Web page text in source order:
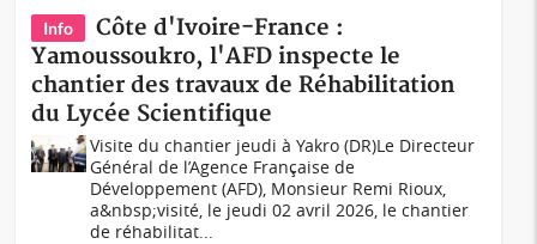
Info
Côte d'Ivoire-France :
Yamoussoukro, l'AFD inspecte le
chantier des travaux de Réhabilitation
du Lycée Scientifique
Visite du chantier jeudi à Yakro (DR)Le Directeur
Général de l’Agence Française de
Développement (AFD), Monsieur Remi Rioux,
a&nbsp;visité, le jeudi 02 avril 2026, le chantier
de réhabilitat...